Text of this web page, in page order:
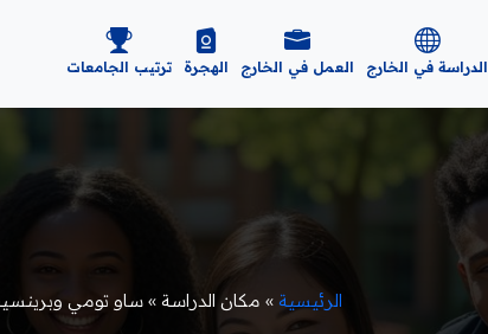
الدراسة في الخارج العمل في الخارج الهجرة ترتيب الجامعات
الرئيسية » مكان الدراسة » ساو تومي